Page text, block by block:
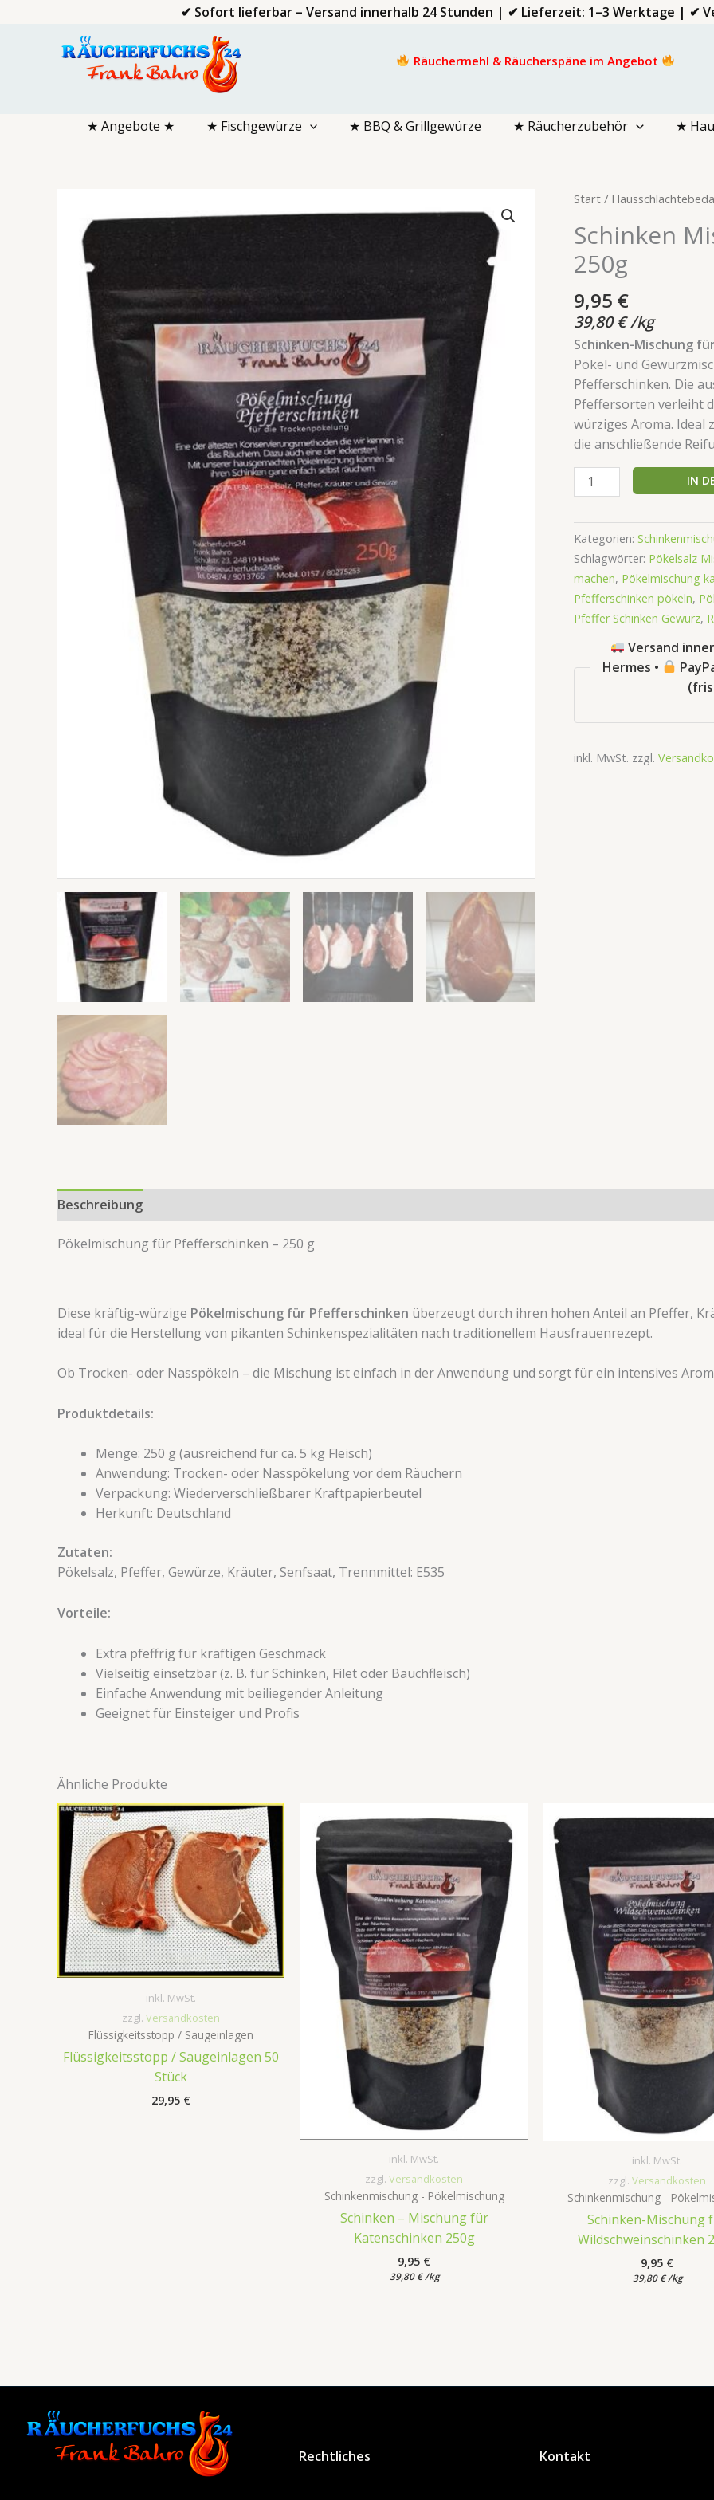
✔ Sofort lieferbar – Versand innerhalb 24 Stunden | ✔ Lieferzeit: 1–3 Werktage | ✔
Räuchermehl & Räucherspäne im Angebot
★ Angebote ★ ★ Fischgewürze ★ BBQ & Grillgewürze ★ Räucherzubehör ★
Start /
Schinken
250g
9,95 €
39,80€ /kg
Schinken-Mischung
Pökel- und
Pfefferschinken. Die
Pfeffersorten verleiht
würziges Aroma. Ideal
die anschließende
Schinken
Pfefferschinken
250g
Menge
IN
Kategorien:
Schlagwörter: Pökelsalz
machen, Pökelmischung
Pfefferschinken pökeln,
Pfeffer Schinken Gewürz,
Versand
Hermes •
inkl. MwSt. zzgl.
Beschreibung
Pökelmischung für Pfefferschinken – 250 g
Diese kräftig-würzige Pökelmischung für Pfefferschinken überzeugt durch ihren hohen Anteil an Pfeffer,
ideal für die Herstellung von pikanten Schinkenspezialitäten nach traditionellem Hausfrauenrezept.
Ob Trocken- oder Nasspökeln – die Mischung ist einfach in der Anwendung und sorgt für ein intensives
Produktdetails:
Menge: 250 g (ausreichend für ca. 5 kg Fleisch)
Anwendung: Trocken- oder Nasspökelung vor dem Räuchern
Verpackung: Wiederverschließbarer Kraftpapierbeutel
Herkunft: Deutschland
Zutaten:
Pökelsalz, Pfeffer, Gewürze, Kräuter, Senfsaat, Trennmittel: E535
Vorteile:
Extra pfeffrig für kräftigen Geschmack
Vielseitig einsetzbar (z. B. für Schinken, Filet oder Bauchfleisch)
Einfache Anwendung mit beiliegender Anleitung
Geeignet für Einsteiger und Profis
Ähnliche Produkte
inkl. MwSt.
zzgl. Versandkosten
Flüssigkeitsstopp / Saugeinlagen
Flüssigkeitsstopp / Saugeinlagen 50
Stück
29,95 €
inkl. MwSt.
zzgl. Versandkosten
Schinkenmischung - Pökelmischung
Schinken – Mischung für
Katenschinken 250g
9,95 €
39,80 € /kg
inkl. MwSt.
zzgl. Versandkosten
Schinkenmischung -
Schinken-Mischung
Wildschweinschinken
9,95 €
39,80 € /kg
Rechtliches Kontakt